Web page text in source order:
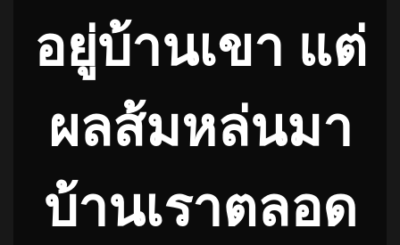
อยู่บ้านเขา แต่
ผลส้มหล่นมา
บ้านเราตลอด